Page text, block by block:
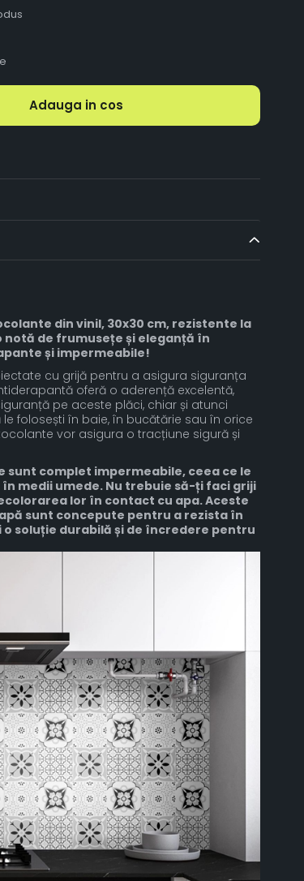
Adauga in cos
din vinil, 30x30 cm, rezistente la
notă de frumusețe și eleganță în
și impermeabile!
cu grijă pentru a asigura siguranța
oferă o aderență excelentă,
pe aceste plăci, chiar și atunci
folosești în baie, în bucătărie sau în orice
vor asigura o tracțiune sigură și
sunt complet impermeabile, ceea ce le
medii umede. Nu trebuie să-ți faci griji
lor în contact cu apa. Aceste
sunt concepute pentru a rezista în
soluție durabilă și de încredere pentru